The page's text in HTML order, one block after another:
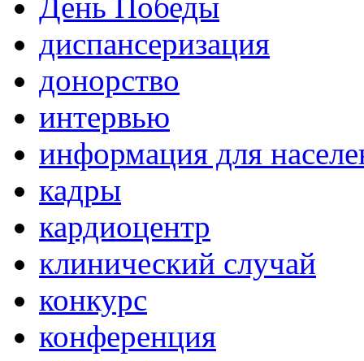
диспансеризация
донорство
интервью
информация для
кадры
кардиоцентр
клинический случай
конкурс
конференция